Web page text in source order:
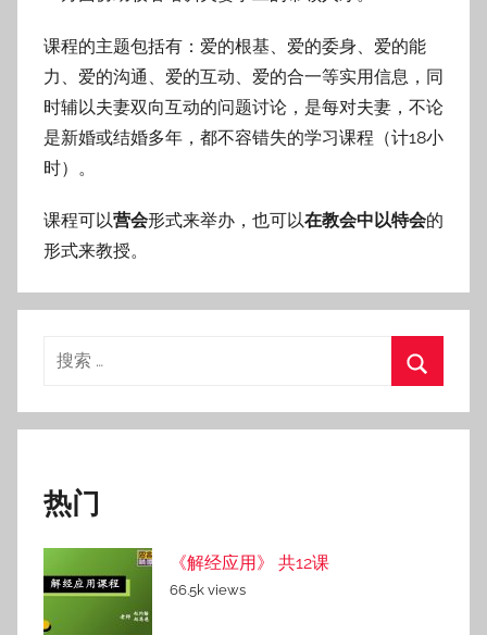
课程的主题包括有：爱的根基、爱的委身、爱的能
力、爱的沟通、爱的互动、爱的合一等实用信息，同
时辅以夫妻双向互动的问题讨论，是每对夫妻，不论
是新婚或结婚多年，都不容错失的学习课程（计18小
时）。
课程可以营会形式来举办，也可以在教会中以特会的
形式来教授。
搜
索
热门
《解经应用》 共12课
66.5k views